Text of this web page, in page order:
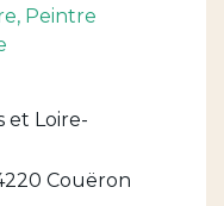
, Peintre
et Loire-
Couëron